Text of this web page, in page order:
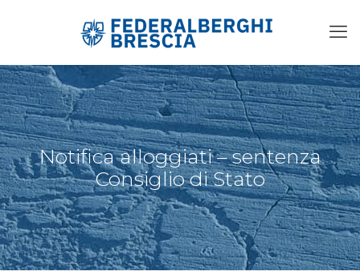
Notifica alloggiati – sentenza
Consiglio di Stato